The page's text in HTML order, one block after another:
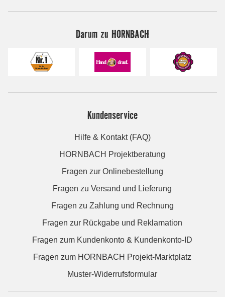
Darum zu HORNBACH
Kundenservice
Hilfe & Kontakt (FAQ)
HORNBACH Projektberatung
Fragen zur Onlinebestellung
Fragen zu Versand und Lieferung
Fragen zu Zahlung und Rechnung
Fragen zur Rückgabe und Reklamation
Fragen zum Kundenkonto & Kundenkonto-ID
Fragen zum HORNBACH Projekt-Marktplatz
Muster-Widerrufsformular